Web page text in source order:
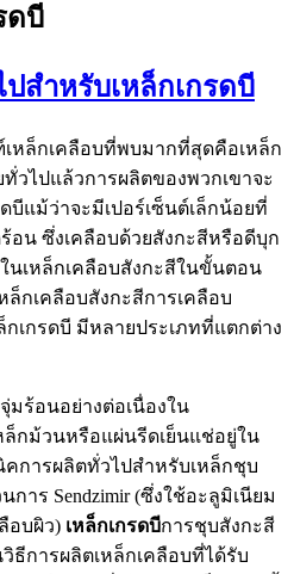
ดบี
สำหรับเหล็กเกรดบี
ล็กเคลือบที่พบมากที่สุดคือเหล็ก
วไปแล้วการผลิตของพวกเขาจะ
บีแม้ว่าจะมีเปอร์เซ็นต์เล็กน้อยที่
อน ซึ่งเคลือบด้วยสังกะสีหรือดีบุก
นเหล็กเคลือบสังกะสีในขั้นตอน
ล็กเคลือบสังกะสีการเคลือบ
เกรดบี มีหลายประเภทที่แตกต่าง
มร้อนอย่างต่อเนื่องใน
ล็กม้วนหรือแผ่นรีดเย็นแช่อยู่ใน
การผลิตทั่วไปสำหรับเหล็กชุบ
าร Sendzimir (ซึ่งใช้อะลูมิเนียม
อบผิว) เหล็กเกรดบีการชุบสังกะสี
ธีการผลิตเหล็กเคลือบที่ได้รับ